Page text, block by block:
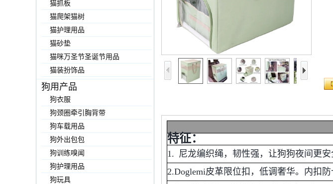
猫抓板
猫爬架猫树
猫护理用品
猫砂垫
猫咪万圣节圣诞节用品
猫装扮饰品
狗用产品
狗衣服
狗颈圈牵引胸背带
狗车载用品
狗外出包包
狗训练嗅闻
狗护理用品
狗玩具
特征：
1. 尼龙编织绳，韧性强，让狗狗夜间更安
2.Doglemi皮革限位扣，低调奢华。内扣